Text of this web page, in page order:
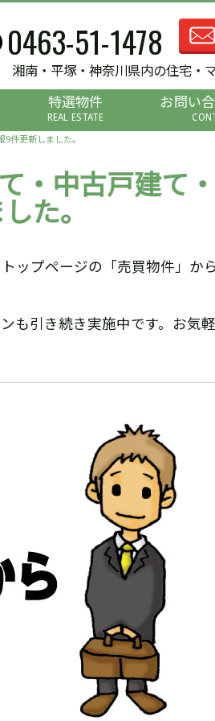
0463-51-1478
湘南・平塚・神奈川県内の住宅・
特選物件
REAL ESTATE
お問い
件更新しました。
・中古戸建て
た。
ページの「売買物件」から
引き続き実施中です。お気